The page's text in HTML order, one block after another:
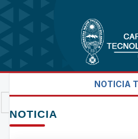
NOTICIA
NOTICIA